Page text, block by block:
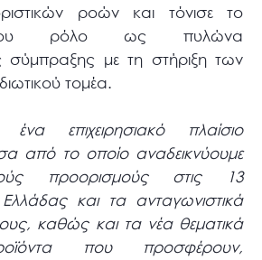
ροών και τόνισε το
του ρόλο ως πυλώνα
σύμπραξης με τη στήριξη των
τομέα.
ένα επιχειρησιακό πλαίσιο
από το οποίο αναδεικνύουμε
προορισμούς στις 13
Ελλάδας και τα ανταγωνιστικά
καθώς και τα νέα θεματικά
που προσφέρουν,